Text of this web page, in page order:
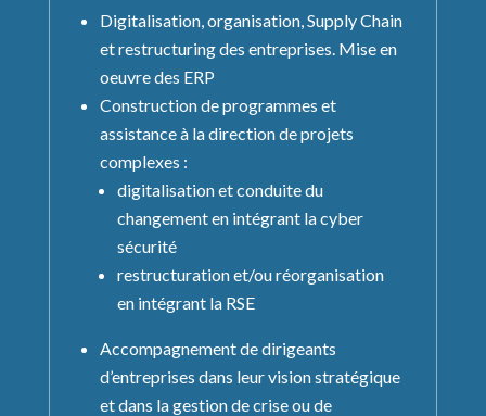
Digitalisation, organisation, Supply Chain
et restructuring des entreprises. Mise en
oeuvre des ERP
Construction de programmes et
assistance à la direction de projets
complexes :
digitalisation et conduite du
changement en intégrant la cyber
sécurité
restructuration et/ou réorganisation
en intégrant la RSE
Accompagnement de dirigeants
d’entreprises dans leur vision stratégique
et dans la gestion de crise ou de